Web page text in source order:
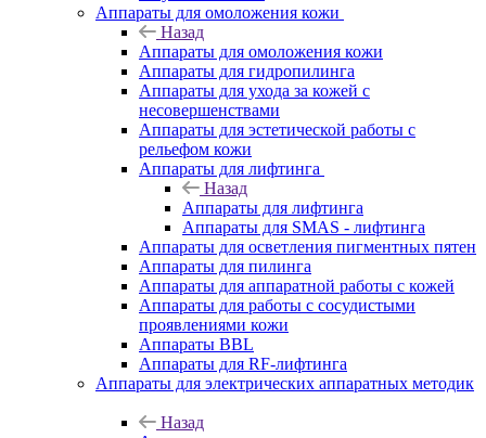
Аппараты для омоложения кожи
Назад
Аппараты для омоложения кожи
Аппараты для гидропилинга
Аппараты для ухода за кожей с
несовершенствами
Аппараты для эстетической работы с
рельефом кожи
Аппараты для лифтинга
Назад
Аппараты для лифтинга
Аппараты для SMAS - лифтинга
Аппараты для осветления пигментных пятен
Аппараты для пилинга
Аппараты для аппаратной работы с кожей
Аппараты для работы с сосудистыми
проявлениями кожи
Аппараты BBL
Аппараты для RF-лифтинга
Аппараты для электрических аппаратных методик
Назад